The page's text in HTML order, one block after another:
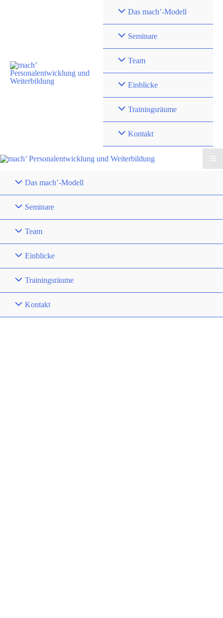
Das mach’-Modell
Seminare
Team
Einblicke
Trainingsräume
Kontakt
Das mach’-Modell
Seminare
Team
Einblicke
Trainingsräume
Kontakt